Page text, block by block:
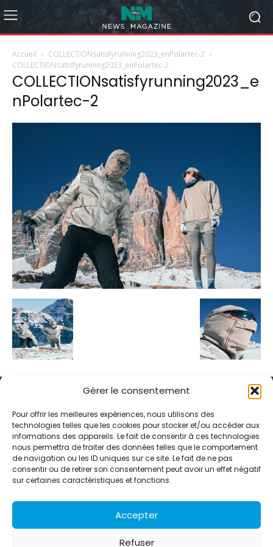
Gérer le consentement
Pour offrir les meilleures expériences, nous utilisons des
technologies telles que les cookies pour stocker et/ou accéder aux
informations des appareils. Le fait de consentir à ces technologies
nous permettra de traiter des données telles que le comportement
de navigation ou les ID uniques sur ce site. Le fait de ne pas
consentir ou de retirer son consentement peut avoir un effet négatif
sur certaines caractéristiques et fonctions.
Accepter
Refuser
Accueil
COLLECTIONsatisfyrunning2023_enPolartec-2
COLLECTIONsatisfyrunning2023_enPolartec-2
COLLECTIONsatisfyrunning2023_e
nPolartec-2
Alternative Média est une agence de relations presse et de
relations publiques basée à Grenoble. Depuis 1995, elle conçoit et
pilote des stratégies de visibilité en France et à l’international
grâce à un réseau d’agences partenaires.